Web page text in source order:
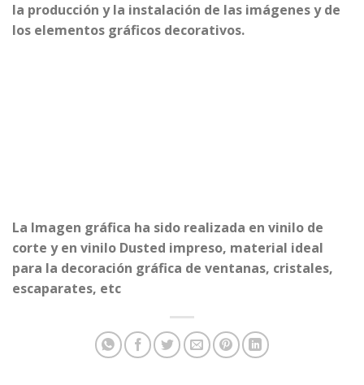
la producción y la instalación de las imágenes y de
los elementos gráficos decorativos.
La Imagen gráfica ha sido realizada en vinilo de
corte y en vinilo Dusted impreso, material ideal
para la decoración gráfica de ventanas, cristales,
escaparates, etc